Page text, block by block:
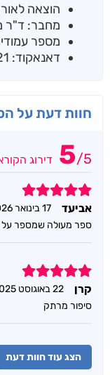
הוצאה
מחבר: ד"ר
מספר עמודים:
דאנאקוד: 1272-3021
חוות דעת על
5/5 דירוג
5
אביעד
17 בינואר 2026
ספר מעולה שמספר על
5
קרן
22 באוגוסט 2025
סיפור מרתק
הצג עוד חוות דעת